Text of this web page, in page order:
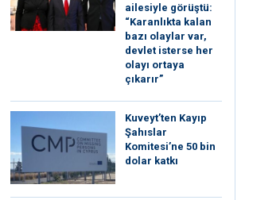
ailesiyle görüştü:
“Karanlıkta kalan
bazı olaylar var,
devlet isterse her
olayı ortaya
çıkarır”
Kuveyt’ten Kayıp
Şahıslar
Komitesi’ne 50 bin
dolar katkı